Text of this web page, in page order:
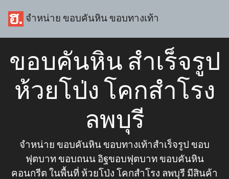
จำหน่าย ขอบคันหิน ขอบทางเท้า
ขอบคันหิน สำเร็จรูป
ห้วยโป่ง โคกสำโรง
ลพบุรี
จำหน่าย ขอบคันหิน ขอบทางเท้าสำเร็จรูป ขอบ
ฟุตบาท ขอบถนน อิฐขอบฟุตบาท ขอบคันหิน
คอนกรีต ในพื้นที่ ห้วยโป่ง โคกสำโรง ลพบุรี มีสินค้า